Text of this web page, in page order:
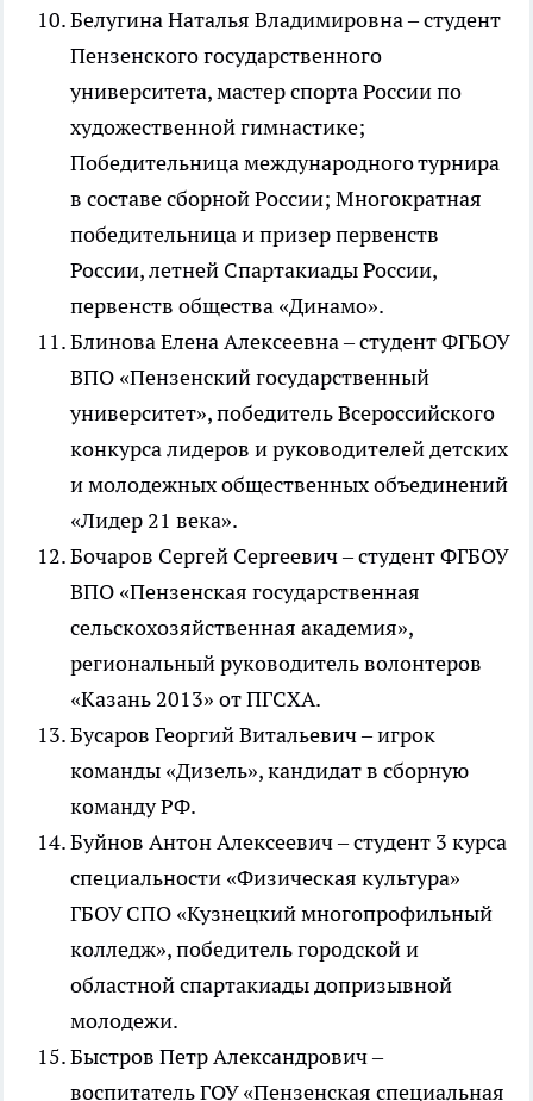
Белугина Наталья Владимировна – студент
Пензенского государственного
университета, мастер спорта России по
художественной гимнастике;
Победительница международного турнира
в составе сборной России; Многократная
победительница и призер первенств
России, летней Спартакиады России,
первенств общества «Динамо».
Блинова Елена Алексеевна – студент ФГБОУ
ВПО «Пензенский государственный
университет», победитель Всероссийского
конкурса лидеров и руководителей детских
и молодежных общественных объединений
«Лидер 21 века».
Бочаров Сергей Сергеевич – студент ФГБОУ
ВПО «Пензенская государственная
сельскохозяйственная академия»,
региональный руководитель волонтеров
«Казань 2013» от ПГСХА.
Бусаров Георгий Витальевич – игрок
команды «Дизель», кандидат в сборную
команду РФ.
Буйнов Антон Алексеевич – студент 3 курса
специальности «Физическая культура»
ГБОУ СПО «Кузнецкий многопрофильный
колледж», победитель городской и
областной спартакиады допризывной
молодежи.
Быстров Петр Александрович –
воспитатель ГОУ «Пензенская специальная